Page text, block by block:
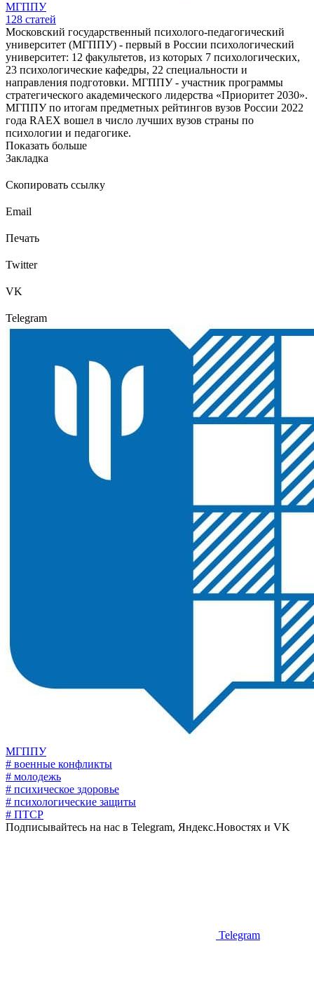
МГППУ
128 статей
Московский государственный психолого-педагогический
университет (МГППУ) - первый в России психологический
университет: 12 факультетов, из которых 7 психологических,
23 психологические кафедры, 22 специальности и
направления подготовки. МГППУ - участник программы
стратегического академического лидерства «Приоритет 2030».
МГППУ по итогам предметных рейтингов вузов России 2022
года RAEX вошел в число лучших вузов страны по
психологии и педагогике.
Показать больше
Закладка
Скопировать ссылку
Email
Печать
Twitter
VK
Telegram
МГППУ
# военные конфликты
# молодежь
# психическое здоровье
# психологические защиты
# ПТСР
Подписывайтесь на нас в Telegram, Яндекс.Новостях и VK
Telegram